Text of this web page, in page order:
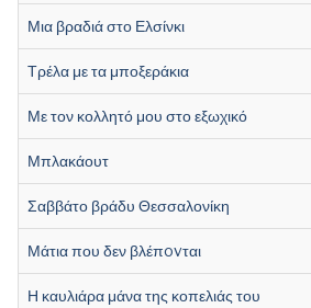
Μια βραδιά στο Ελσίνκι
Τρέλα με τα μποξεράκια
Με τον κολλητό μου στο εξωχικό
Μπλακάουτ
Σαββάτο βράδυ Θεσσαλονίκη
Μάτια που δεν βλέπovται
Η καυλιάρα μάνα της κοπελιάς του